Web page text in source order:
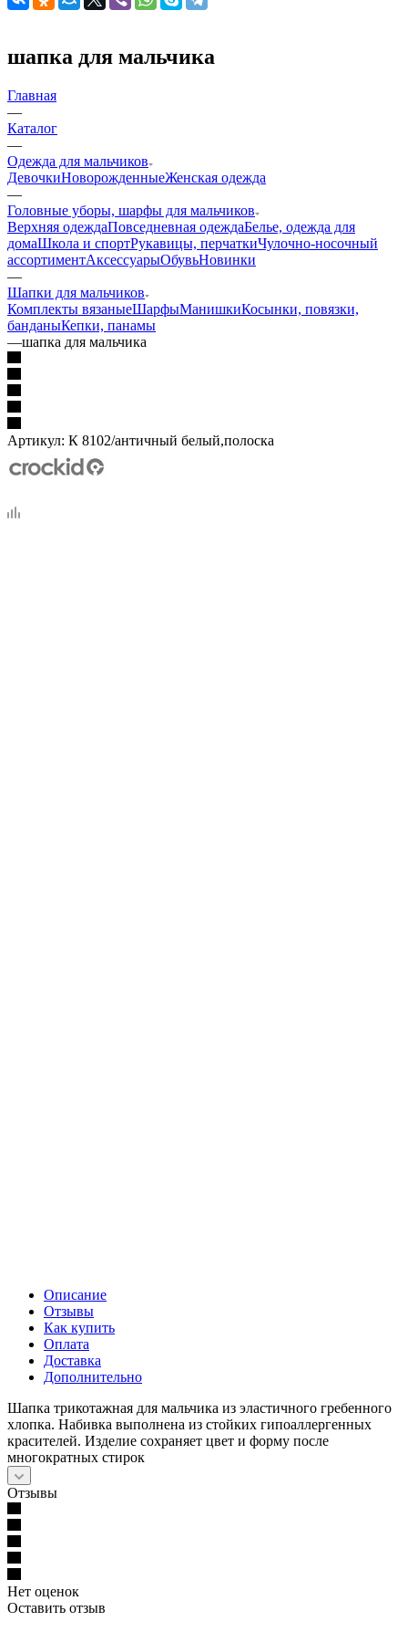
шапка для мальчика
Главная
—
Каталог
—
Одежда для мальчиков
ДевочкиНоворожденныеЖенская одежда
—
Головные уборы, шарфы для мальчиков
Верхняя одеждаПовседневная одеждаБелье, одежда для
домаШкола и спортРукавицы, перчаткиЧулочно-носочный
ассортиментАксессуарыОбувьНовинки
—
Шапки для мальчиков
Комплекты вязаныеШарфыМанишкиКосынки, повязки,
банданыКепки, панамы
—шапка для мальчика
Артикул: К 8102/античный белый,полоска
Описание
Отзывы
Как купить
Оплата
Доставка
Дополнительно
Шапка трикотажная для мальчика из эластичного гребенного
хлопка. Набивка выполнена из стойких гипоаллергенных
красителей. Изделие сохраняет цвет и форму после
многократных стирок
Отзывы
Нет оценок
Оставить отзыв